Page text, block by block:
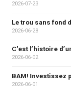
2026-07-23
Le trou sans fond
2026-06-28
C’est l’histoire
2026-06-02
BAM! Investissez
2026-06-01